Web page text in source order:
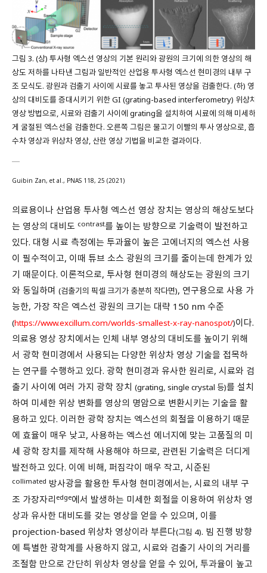
그림 3. (상) 투사형 엑스선 영상의 기본 원리와 광원의 크기에 의한 영상의 해
상도 저하를 나타낸 그림과 일반적인 산업용 투사형 엑스선 현미경의 내부 구
조 모식도. 광원과 검출기 사이에 시료를 놓고 투사된 영상을 검출한다. (하) 영
상의 대비도를 증대시키기 위한 GI (grating-based interferometry) 위상차
영상 방법으로, 시료와 검출기 사이에 grating을 설치하여 시료에 의해 미세하
게 굴절된 엑스선을 검출한다. 오른쪽 그림은 물고기 이빨의 투사 영상으로, 흡
수차 영상과 위상차 영상, 산란 영상 기법을 비교한 결과이다.
Guibin Zan, et al., PNAS 118, 25 (2021)
의료용이나 산업용 투사형 엑스선 영상 장치는 영상의 해상도보다
는 영상의 대비도 contrast를 높이는 방향으로 기술력이 발전하고
있다. 대형 시료 측정에는 투과율이 높은 고에너지의 엑스선 사용
이 필수적이고, 이때 튜브 소스 광원의 크기를 줄이는데 한계가 있
기 때문이다. 이론적으로, 투사형 현미경의 해상도는 광원의 크기
와 동일하며 (검출기의 픽셀 크기가 충분히 작다면), 연구용으로 사용 가
능한, 가장 작은 엑스선 광원의 크기는 대략 150 nm 수준
(https://www.excillum.com/worlds-smallest-x-ray-nanospot/)이다.
의료용 영상 장치에서는 인체 내부 영상의 대비도를 높이기 위해
서 광학 현미경에서 사용되는 다양한 위상차 영상 기술을 접목하
는 연구를 수행하고 있다. 광학 현미경과 유사한 원리로, 시료와 검
출기 사이에 여러 가지 광학 장치 (grating, single crystal 등)를 설치
하여 미세한 위상 변화를 영상의 명암으로 변환시키는 기술을 활
용하고 있다. 이러한 광학 장치는 엑스선의 회절을 이용하기 때문
에 효율이 매우 낮고, 사용하는 엑스선 에너지에 맞는 고품질의 미
세 광학 장치를 제작해 사용해야 하므로, 관련된 기술력은 더디게
발전하고 있다. 이에 비해, 퍼짐각이 매우 작고, 시준된
collimated 방사광을 활용한 투사형 현미경에서는, 시료의 내부 구
조 가장자리 edge에서 발생하는 미세한 회절을 이용하여 위상차 영
상과 유사한 대비도를 갖는 영상을 얻을 수 있으며, 이를
projection-based 위상차 영상이라 부른다(그림 4). 빔 진행 방향
에 특별한 광학계를 사용하지 않고, 시료와 검출기 사이의 거리를
조절함 만으로 간단히 위상차 영상을 얻을 수 있어, 투과율이 높고